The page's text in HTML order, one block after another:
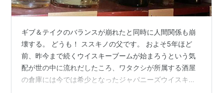
ギブ＆テイクのバランスが崩れたと同時に人間関係も崩
壊する。 どうも！ ススキノの父です。 およそ5年ほど
前、昨今まで続くウイスキーブームが始まろうという気
配が世の中に流れだしたころ、ワタクシが所属する酒屋
の倉庫には今では希少となったジャパニーズウイスキー